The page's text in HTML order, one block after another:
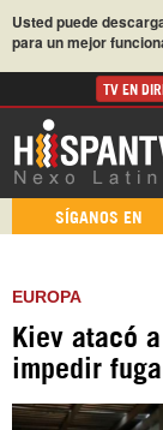
Usted puede
para un mejor
TV EN
SÍGANOS EN
EUROPA
Kiev atacó
impedir